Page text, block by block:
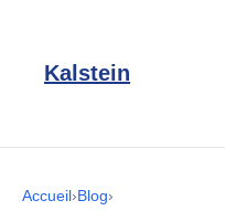
Kalstein
Accueil›Blog›